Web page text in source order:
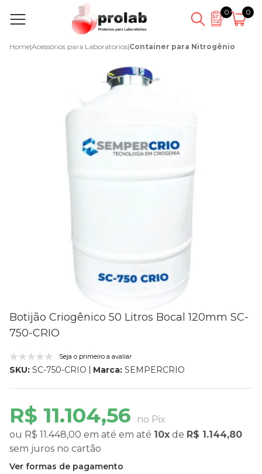
0 0
Home|Acessórios para Laboratorios|Container para Nitrogênio
Botijão Criogênico 50 Litros Bocal 120mm SC-
750-CRIO
Seja o primeiro a avaliar
SKU: SC-750-CRIO Marca: SEMPERCRIO
R$ 11.104,56
no Pix
ou R$ 11.448,00 em até em até 10x de R$ 1.144,80
sem juros no cartão
Ver formas de pagamento